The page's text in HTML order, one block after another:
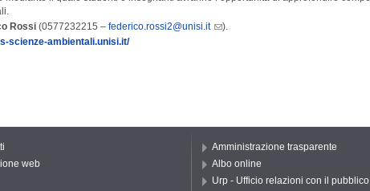
Rossi (0577232215 – federico.rossi2@unisi.it
).
scienze-ambientali.unisi.it/
web
Amministrazione trasparente
Albo online
Urp - Ufficio relazioni con il pubblico